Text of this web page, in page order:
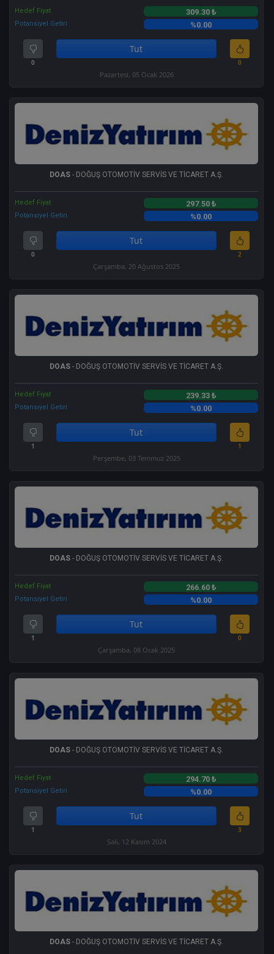
Hedef Fiyat 309.30 ₺
Potansiyel Getiri %0.00
0
Tut
0
Pazartesi, 05 Ocak 2026
DOAS - DOĞUŞ OTOMOTİV SERVİS VE TİCARET A.Ş.
Hedef Fiyat 297.50 ₺
Potansiyel Getiri %0.00
0
Tut
2
Çarşamba, 20 Ağustos 2025
DOAS - DOĞUŞ OTOMOTİV SERVİS VE TİCARET A.Ş.
Hedef Fiyat 239.33 ₺
Potansiyel Getiri %0.00
1
Tut
1
Perşembe, 03 Temmuz 2025
DOAS - DOĞUŞ OTOMOTİV SERVİS VE TİCARET A.Ş.
Hedef Fiyat 266.60 ₺
Potansiyel Getiri %0.00
1
Tut
0
Çarşamba, 08 Ocak 2025
DOAS - DOĞUŞ OTOMOTİV SERVİS VE TİCARET A.Ş.
Hedef Fiyat 294.70 ₺
Potansiyel Getiri %0.00
1
Tut
3
Salı, 12 Kasım 2024
DOAS - DOĞUŞ OTOMOTİV SERVİS VE TİCARET A.Ş.